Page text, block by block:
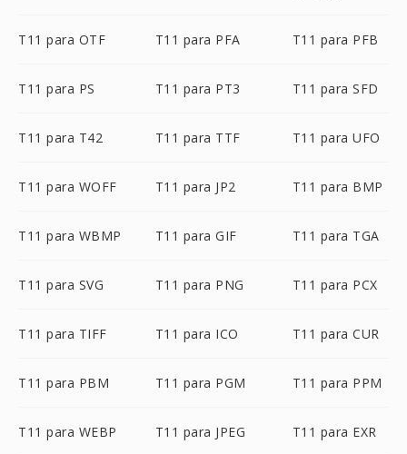
T11 para OTF T11 para PFA T11 para PFB
T11 para PS T11 para PT3 T11 para SFD
T11 para T42 T11 para TTF T11 para UFO
T11 para WOFF T11 para JP2 T11 para BMP
T11 para WBMP T11 para GIF T11 para TGA
T11 para SVG T11 para PNG T11 para PCX
T11 para TIFF T11 para ICO T11 para CUR
T11 para PBM T11 para PGM T11 para PPM
T11 para WEBP T11 para JPEG T11 para EXR